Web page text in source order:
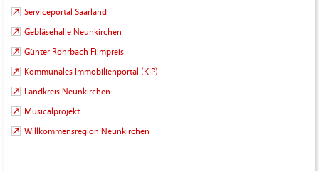
Serviceportal Saarland
Gebläsehalle Neunkirchen
Günter Rohrbach Filmpreis
Kommunales Immobilienportal (KIP)
Landkreis Neunkirchen
Musicalprojekt
Willkommensregion Neunkirchen